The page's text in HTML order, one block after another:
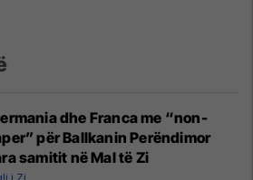
dhe Franca me “non-
për Ballkanin Perëndimor
samitit në Mal të Zi